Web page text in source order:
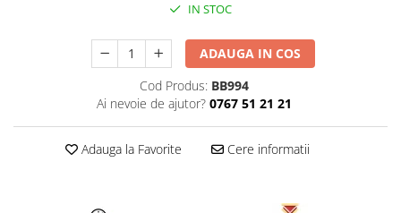
IN STOC
ADAUGA IN COS
Cod Produs: BB994
Ai nevoie de ajutor? 0767 51 21 21
Adauga la Favorite Cere informatii